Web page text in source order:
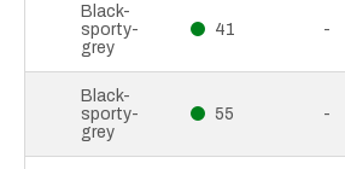
Black-
sporty-
grey
41 -
Black-
sporty-
grey
55 -